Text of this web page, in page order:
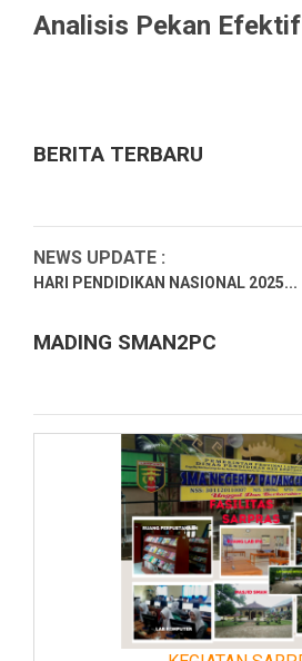
Analisis Pekan Efektif
BERITA TERBARU
NEWS UPDATE :
HARI PENDIDIKAN NASIONAL 2025...
PENGUMUMAN PENGAMBILAN
SMAN 2 PADANG CER...
Ucapan Selamat dari Kepala SMAN
Selamat Dan Sukses Atas Prestasi
LATIHAN DASAR KEPEMIMPINAN
CERMIN TAHUN ...
MADING SMAN2PC